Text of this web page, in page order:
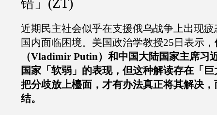
错」(ZT)
近期民主社会似乎在支援俄乌战争上出现
国内面临困境。美国政治学教授25日表示，
（Vladimir Putin）和中国大陆国家主席习
国家「软弱」的表现，但这种解读存在「
把分歧放上檯面，才有办法真正将其解决
结。